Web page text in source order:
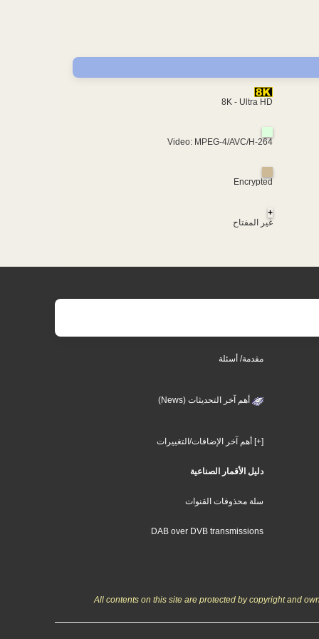
8K - Ultra HD
Video: MPEG-4/AVC/H-264
Encrypted
+
غير المفتاح
مقدمة/ أسئلة
أهم آخر التحديثات (News)
[+] أهم آخر الإضافات/التغييرات
دليل الأقمار الصناعية
سلة محذوفات القنوات
DAB over DVB transmissions
All contents on this site are protected by copyright and